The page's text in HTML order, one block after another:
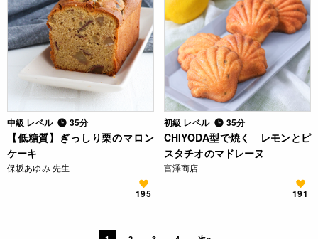
中級 レベル 35分
【低糖質】ぎっしり栗のマロン
ケーキ
保坂あゆみ 先生
195
初級 レベル 35分
CHIYODA型で焼く レモンとピ
スタチオのマドレーヌ
富澤商店
191